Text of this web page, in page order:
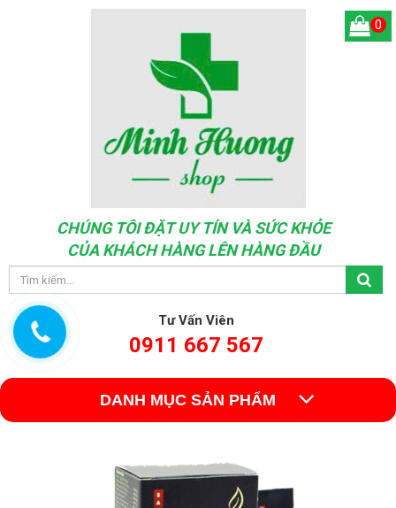
CHÚNG TÔI ĐẶT UY TÍN VÀ SỨC KHỎE
CỦA KHÁCH HÀNG LÊN HÀNG ĐẦU
Tư Vấn Viên
0911 667 567
0
DANH MỤC SẢN PHẨM